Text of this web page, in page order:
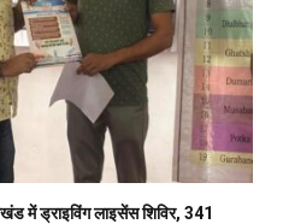
में ड्राइविंग लाइसेंस शिविर, 341